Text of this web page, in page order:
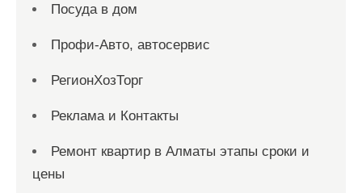
Посуда в дом
Профи-Авто, автосервис
РегионХозТорг
Реклама и Контакты
Ремонт квартир в Алматы этапы сроки и
цены